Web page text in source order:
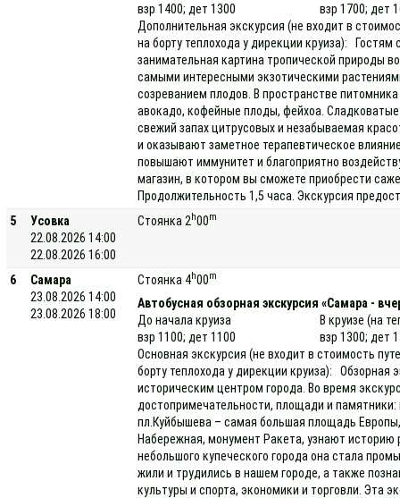
взр 1400; дет 1300
взр 1700; дет
Дополнительная экскурсия (не входит в
на борту теплохода у дирекции круиза):
занимательная картина тропической природы
самыми интересными экзотическими
созреванием плодов. В пространстве
авокадо, кофейные плоды, фейхоа.
свежий запах цитрусовых и незабываемая
и оказывают заметное терапевтическое
повышают иммунитет и благоприятно
магазин, в котором вы сможете приобрести
Продолжительность 1,5 часа. Экскурсия
5
Усовка
22.08.2026 14:00
22.08.2026 16:00
Стоянка 2 h00m
6
Самара
23.08.2026 14:00
23.08.2026 18:00
Стоянка 4h00m
Автобусная обзорная экскурсия «Самара -
До начала круиза
взр 1100; дет 1100
В круизе (на
взр 1300; дет
Основная экскурсия (не входит в стоимость
борту теплохода у дирекции круиза): Обзорная
историческим центром города. Во время
достопримечательности, площади и
пл.Куйбышева – самая большая площадь
Набережная, монумент Ракета, узнают историю
небольшого купеческого города она стала
жили и трудились в нашем городе, а также
культуры и спорта, экономики и торговли. Эта